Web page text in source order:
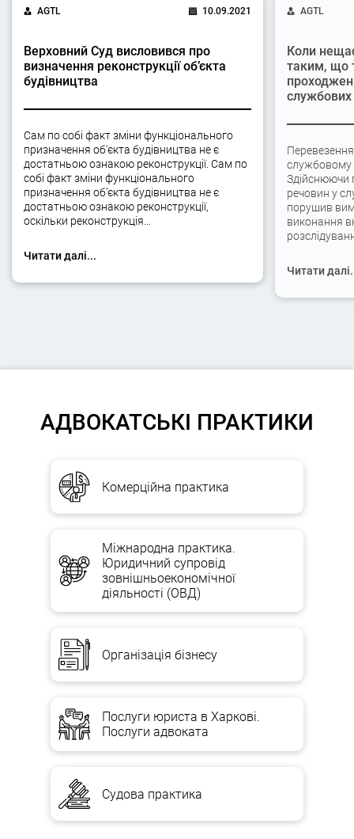
AGTL 10.09.2021
Верховний Суд висловився про
визначення реконструкції об’єкта
будівництва
Сам по собі факт зміни функціонального
призначення об’єкта будівництва не є
достатньою ознакою реконструкції. Сам по
собі факт зміни функціонального
призначення об’єкта будівництва не є
достатньою ознакою реконструкції,
оскільки реконструкція…
Читати далі...
AGTL
Коли
таким, що
службових
службовому
Здійснюючи
речовин у
порушив
виконання
Читати
АДВОКАТСЬКІ ПРАКТИКИ
Комерційна практика
Міжнародна практика.
Юридичний супровід
зовнішньоекономічної
діяльності (ОВД)
Організація бізнесу
Послуги юриста в Харкові.
Послуги адвоката
Судова практика